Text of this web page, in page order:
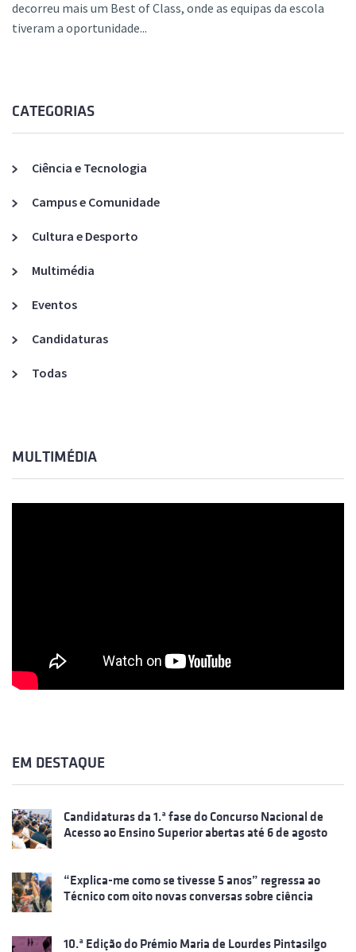
decorreu mais um Best of Class, onde as equipas da escola
tiveram a oportunidade...
CATEGORIAS
Ciência e Tecnologia
Campus e Comunidade
Cultura e Desporto
Multimédia
Eventos
Candidaturas
Todas
MULTIMÉDIA
EM DESTAQUE
Candidaturas da 1.ª fase do Concurso Nacional de
Acesso ao Ensino Superior abertas até 6 de agosto
“Explica-me como se tivesse 5 anos” regressa ao
Técnico com oito novas conversas sobre ciência
10.ª Edição do Prémio Maria de Lourdes Pintasilgo